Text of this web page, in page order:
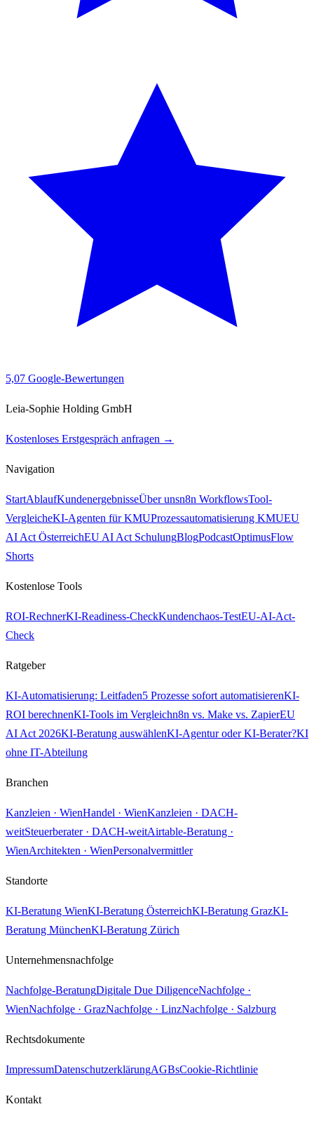
5,07 Google-Bewertungen
Leia-Sophie Holding GmbH
Kostenloses Erstgespräch anfragen →
Navigation
StartAblaufKundenergebnisseÜber unsn8n WorkflowsTool-
VergleicheKI-Agenten für KMUProzessautomatisierung KMUEU
AI Act ÖsterreichEU AI Act SchulungBlogPodcastOptimusFlow
Shorts
Kostenlose Tools
ROI-RechnerKI-Readiness-CheckKundenchaos-TestEU-AI-Act-
Check
Ratgeber
KI-Automatisierung: Leitfaden5 Prozesse sofort automatisierenKI-
ROI berechnenKI-Tools im Vergleichn8n vs. Make vs. ZapierEU
AI Act 2026KI-Beratung auswählenKI-Agentur oder KI-Berater?KI
ohne IT-Abteilung
Branchen
Kanzleien · WienHandel · WienKanzleien · DACH-
weitSteuerberater · DACH-weitAirtable-Beratung ·
WienArchitekten · WienPersonalvermittler
Standorte
KI-Beratung WienKI-Beratung ÖsterreichKI-Beratung GrazKI-
Beratung MünchenKI-Beratung Zürich
Unternehmensnachfolge
Nachfolge-BeratungDigitale Due DiligenceNachfolge ·
WienNachfolge · GrazNachfolge · LinzNachfolge · Salzburg
Rechtsdokumente
ImpressumDatenschutzerklärungAGBsCookie-Richtlinie
Kontakt